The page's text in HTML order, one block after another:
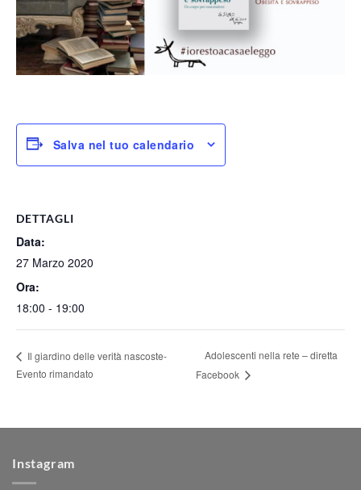
Salva nel tuo calendario
DETTAGLI
Data:
27 Marzo 2020
Ora:
18:00 - 19:00
Il giardino delle verità nascoste-
Evento rimandato
Adolescenti nella rete – diretta
Facebook
Instagram